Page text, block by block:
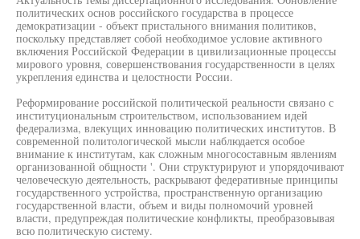
политических основ российского государства в процессе
демократизации - объект пристального внимания политиков,
поскольку представляет собой необходимое условие активного
включения Российской Федерации в цивилизационные процессы
мирового уровня, совершенствования государственности в целях
укрепления единства и целостности России.
Реформирование российской политической реальности связано с
институциональным строительством, использованием идей
федерализма, влекущих инновацию политических институтов. В
современной политологической мысли наблюдается особое
внимание к институтам, как сложным многосоставным явлениям
организованной общности '. Они структурируют и упорядочивают
человеческую деятельность, раскрывают федеративные принципы
государственного устройства, пространственную организацию
государственной власти, объем и виды полномочий уровней
власти, предупреждая политические конфликты, преобразовывая
всю политическую систему.